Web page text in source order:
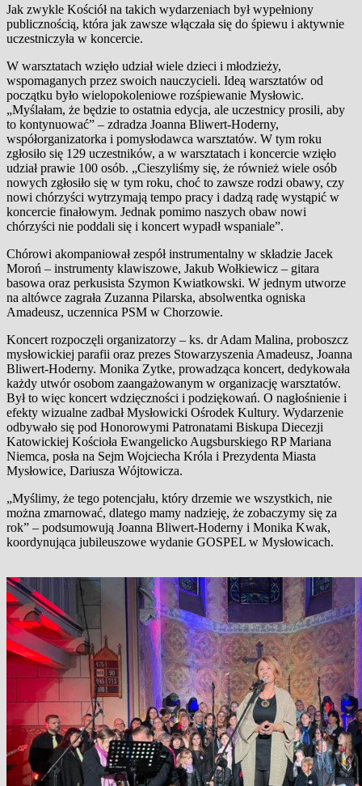
Jak zwykle Kościół na takich wydarzeniach był wypełniony
publicznością, która jak zawsze włączała się do śpiewu i aktywnie
uczestniczyła w koncercie.
W warsztatach wzięło udział wiele dzieci i młodzieży,
wspomaganych przez swoich nauczycieli. Ideą warsztatów od
początku było wielopokoleniowe rozśpiewanie Mysłowic.
„Myślałam, że będzie to ostatnia edycja, ale uczestnicy prosili, aby
to kontynuować” – zdradza Joanna Bliwert-Hoderny,
współorganizatorka i pomysłodawca warsztatów. W tym roku
zgłosiło się 129 uczestników, a w warsztatach i koncercie wzięło
udział prawie 100 osób. „Cieszyliśmy się, że również wiele osób
nowych zgłosiło się w tym roku, choć to zawsze rodzi obawy, czy
nowi chórzyści wytrzymają tempo pracy i dadzą radę wystąpić w
koncercie finałowym. Jednak pomimo naszych obaw nowi
chórzyści nie poddali się i koncert wypadł wspaniale”.
Chórowi akompaniował zespół instrumentalny w składzie Jacek
Moroń – instrumenty klawiszowe, Jakub Wołkiewicz – gitara
basowa oraz perkusista Szymon Kwiatkowski. W jednym utworze
na altówce zagrała Zuzanna Pilarska, absolwentka ogniska
Amadeusz, uczennica PSM w Chorzowie.
Koncert rozpoczęli organizatorzy – ks. dr Adam Malina, proboszcz
mysłowickiej parafii oraz prezes Stowarzyszenia Amadeusz, Joanna
Bliwert-Hoderny. Monika Zytke, prowadząca koncert, dedykowała
każdy utwór osobom zaangażowanym w organizację warsztatów.
Był to więc koncert wdzięczności i podziękowań. O nagłośnienie i
efekty wizualne zadbał Mysłowicki Ośrodek Kultury. Wydarzenie
odbywało się pod Honorowymi Patronatami Biskupa Diecezji
Katowickiej Kościoła Ewangelicko Augsburskiego RP Mariana
Niemca, posła na Sejm Wojciecha Króla i Prezydenta Miasta
Mysłowice, Dariusza Wójtowicza.
„Myślimy, że tego potencjału, który drzemie we wszystkich, nie
można zmarnować, dlatego mamy nadzieję, że zobaczymy się za
rok” – podsumowują Joanna Bliwert-Hoderny i Monika Kwak,
koordynująca jubileuszowe wydanie GOSPEL w Mysłowicach.